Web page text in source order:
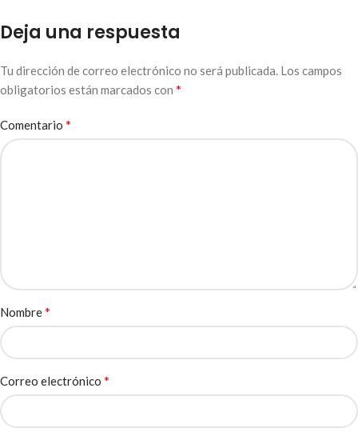
Deja una respuesta
Tu dirección de correo electrónico no será publicada. Los campos
obligatorios están marcados con *
Comentario *
Nombre*
Correo electrónico *